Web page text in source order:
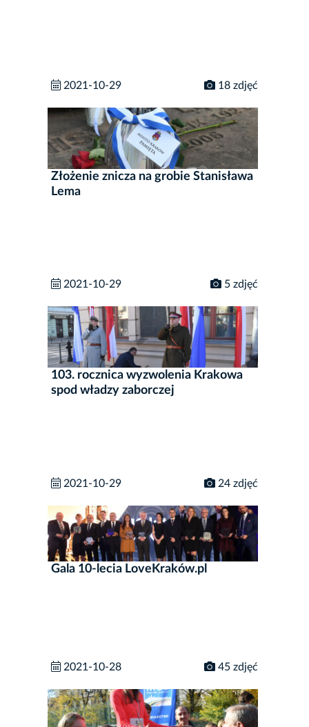
2021-10-29 18 zdjęć
Złożenie znicza na grobie Stanisława
Lema
2021-10-29 5 zdjęć
103. rocznica wyzwolenia Krakowa
spod władzy zaborczej
2021-10-29 24 zdjęć
Gala 10-lecia LoveKraków.pl
2021-10-28 45 zdjęć